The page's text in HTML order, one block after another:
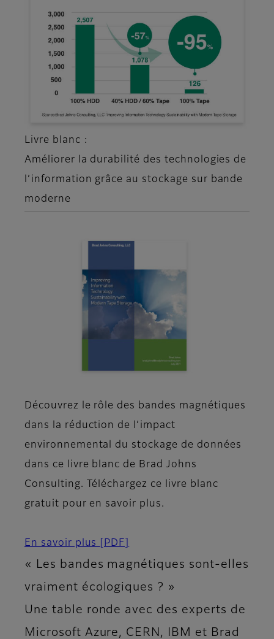
Livre blanc :
Améliorer la durabilité des technologies de
l’information grâce au stockage sur bande
moderne
Découvrez le rôle des bandes magnétiques
dans la réduction de l’impact
environnemental du stockage de données
dans ce livre blanc de Brad Johns
Consulting. Téléchargez ce livre blanc
gratuit pour en savoir plus.
En savoir plus [PDF]
« Les bandes magnétiques sont-elles
vraiment écologiques ? »
Une table ronde avec des experts de
Microsoft Azure, CERN, IBM et Brad